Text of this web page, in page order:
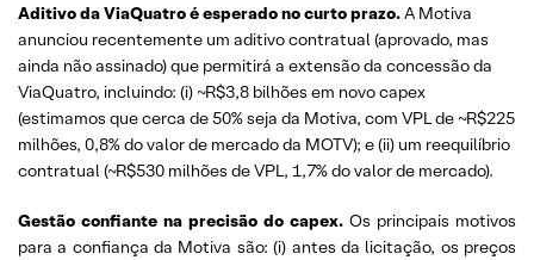
Aditivo da ViaQuatro é esperado no curto prazo.A Motiva
anunciou recentemente um aditivo contratual (aprovado, mas
ainda não assinado) que permitirá a extensão da concessão da
ViaQuatro, incluindo: (i) ~R$3,8 bilhões em novo capex
(estimamos que cerca de 50% seja da Motiva, com VPL de ~R$225
milhões, 0,8% do valor de mercado da MOTV); e (ii) um reequilíbrio
contratual (~R$530 milhões de VPL, 1,7% do valor de mercado).
Gestão confiante na precisão do capex. Os principais motivos
para a confiança da Motiva são: (i) antes da licitação, os preços